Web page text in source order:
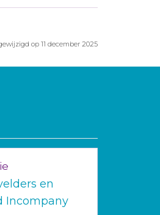
op 11 december 2025
en
Incompany